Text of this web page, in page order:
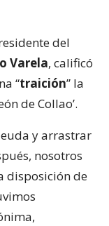
del
Varela, calificó
“traición” la
de Collao’.
y arrastrar
nosotros
disposición de